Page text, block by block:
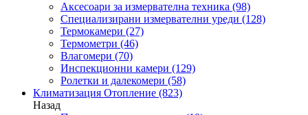
Аксесоари за измервателна техника (98)
Специализирани измервателни уреди (128)
Термокамери (27)
Термометри (46)
Влагомери (70)
Инспекционни камери (129)
Ролетки и далекомери (58)
Климатизация Отопление (823)
Назад